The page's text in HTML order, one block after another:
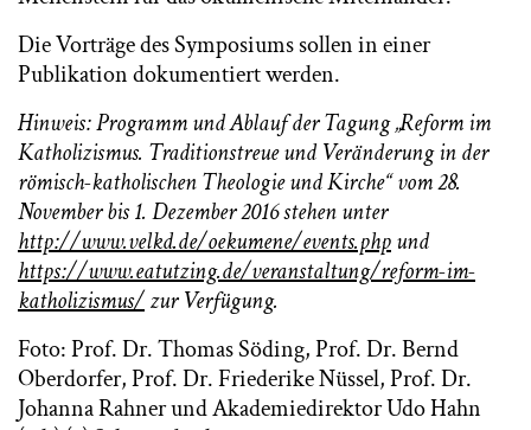
Die Vorträge des Symposiums sollen in einer
Publikation dokumentiert werden.
Hinweis: Programm und Ablauf der Tagung„Reform im
Katholizismus. Traditionstreue und Veränderung in der
römisch-katholischen Theologie und Kirche“ vom 28.
November bis 1. Dezember 2016 stehen unter
http://www.velkd.de/oekumene/events.phpund
https://www.eatutzing.de/veranstaltung/reform-im-
katholizismus/zur Verfügung.
Foto: Prof. Dr. Thomas Söding, Prof. Dr. Bernd
Oberdorfer, Prof. Dr. Friederike Nüssel, Prof. Dr.
Johanna Rahner und Akademiedirektor Udo Hahn